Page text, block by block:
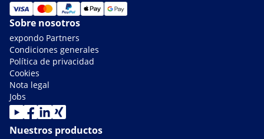
Sobre nosotros
expondo Partners
Condiciones generales
Política de privacidad
Cookies
Nota legal
Jobs
Nuestros productos